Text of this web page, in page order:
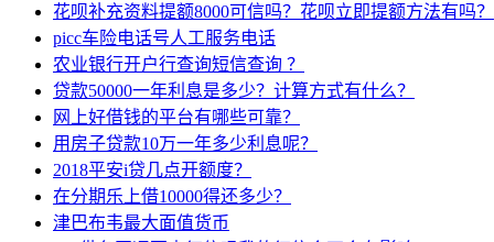
花呗补充资料提额8000可信吗？花呗立即提额方法有吗？
picc车险电话号人工服务电话
农业银行开户行查询短信查询 ？
贷款50000一年利息是多少？计算方式有什么？
网上好借钱的平台有哪些可靠？
用房子贷款10万一年多少利息呢？
2018平安i贷几点开额度？
在分期乐上借10000得还多少？
津巴布韦最大面值货币